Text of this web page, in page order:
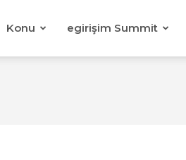
Konu egirişim Summit